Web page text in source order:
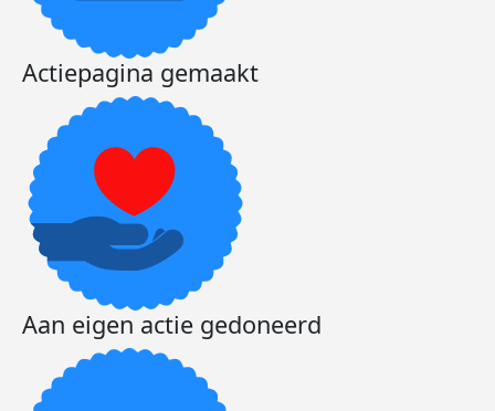
Actiepagina gemaakt
Aan eigen actie gedoneerd